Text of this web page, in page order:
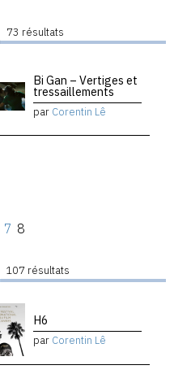
73 résultats
Bi Gan – Vertiges et
tressaillements
par Corentin Lê
7 8
107 résultats
H6
par Corentin Lê